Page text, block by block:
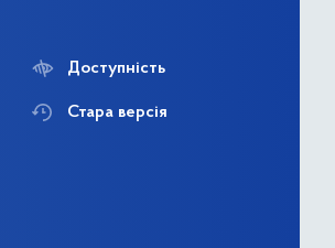
Доступність
Стара версія